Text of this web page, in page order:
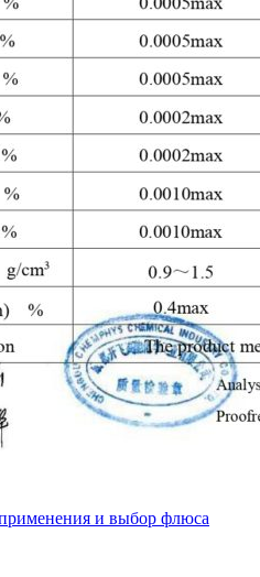
и выбор флюса